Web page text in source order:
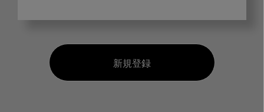
新規登録